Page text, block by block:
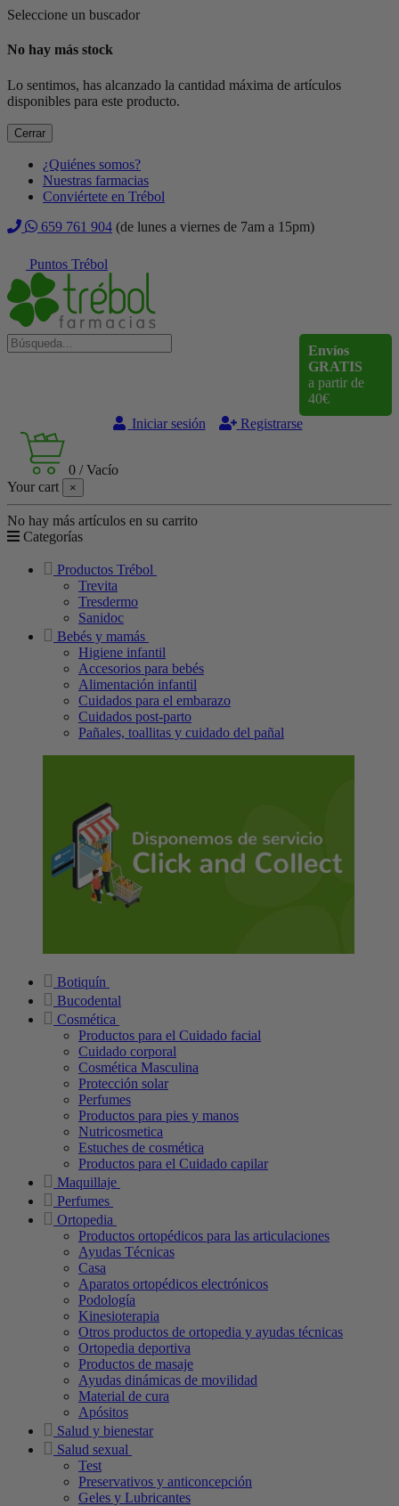
Seleccione un buscador
No hay más stock
Lo sentimos, has alcanzado la cantidad máxima de artículos
disponibles para este producto.
Cerrar
¿Quiénes somos?
Nuestras farmacias
Conviértete en Trébol
659 761 904 (de lunes a viernes de 7am a 15pm)
Puntos Trébol
Envíos
GRATIS
a partir de
40€
Iniciar sesión
Registrarse
0 /Vacío
Your cart
×
No hay más artículos en su carrito
Categorías
Productos Trébol
Trevita
Tresdermo
Sanidoc
Bebés y mamás
Higiene infantil
Accesorios para bebés
Alimentación infantil
Cuidados para el embarazo
Cuidados post-parto
Pañales, toallitas y cuidado del pañal
Botiquín
Bucodental
Cosmética
Productos para el Cuidado facial
Cuidado corporal
Cosmética Masculina
Protección solar
Perfumes
Productos para pies y manos
Nutricosmetica
Estuches de cosmética
Productos para el Cuidado capilar
Maquillaje
Perfumes
Ortopedia
Productos ortopédicos para las articulaciones
Ayudas Técnicas
Casa
Aparatos ortopédicos electrónicos
Podología
Kinesioterapia
Otros productos de ortopedia y ayudas técnicas
Ortopedia deportiva
Productos de masaje
Ayudas dinámicas de movilidad
Material de cura
Apósitos
Salud y bienestar
Salud sexual
Test
Preservativos y anticoncepción
Geles y Lubricantes